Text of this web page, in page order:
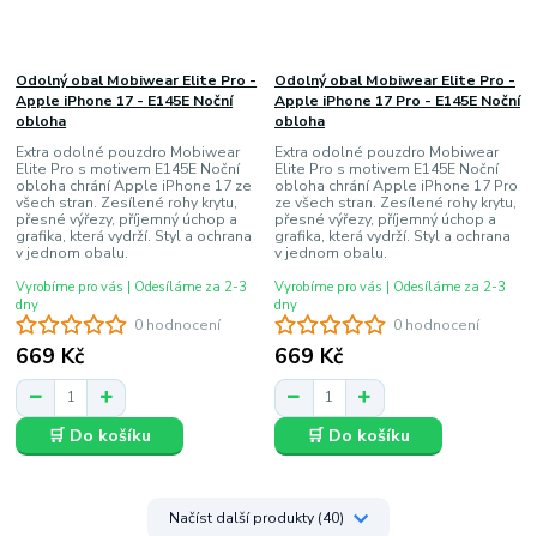
0 hodnocení
Odolný obal Mobiwear Elite Pro -
Apple iPhone 17 - E145E Noční
obloha
Extra odolné pouzdro Mobiwear
Elite Pro s motivem E145E Noční
obloha chrání Apple iPhone 17 ze
všech stran. Zesílené rohy krytu,
přesné výřezy, příjemný úchop a
grafika, která vydrží. Styl a ochrana
v jednom obalu.
669 Kč
Vyrobíme pro vás | Odesíláme za 2-3
dny
🛒 Do košíku
0 hodnocení
Odolný obal Mobiwear Elite Pro -
Apple iPhone 17 Pro - E145E Noční
obloha
Extra odolné pouzdro Mobiwear
Elite Pro s motivem E145E Noční
obloha chrání Apple iPhone 17 Pro
ze všech stran. Zesílené rohy krytu,
přesné výřezy, příjemný úchop a
grafika, která vydrží. Styl a ochrana
v jednom obalu.
669 Kč
Vyrobíme pro vás | Odesíláme za 2-3
dny
🛒 Do košíku
Načíst další produkty (40)